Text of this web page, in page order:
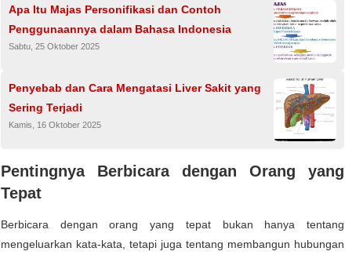
Apa Itu Majas Personifikasi dan Contoh
Penggunaannya dalam Bahasa Indonesia
Sabtu, 25 Oktober 2025
Penyebab dan Cara Mengatasi Liver Sakit yang
Sering Terjadi
Kamis, 16 Oktober 2025
Pentingnya Berbicara dengan Orang yang
Tepat
Berbicara dengan orang yang tepat bukan hanya tentang
mengeluarkan kata-kata, tetapi juga tentang membangun hubungan